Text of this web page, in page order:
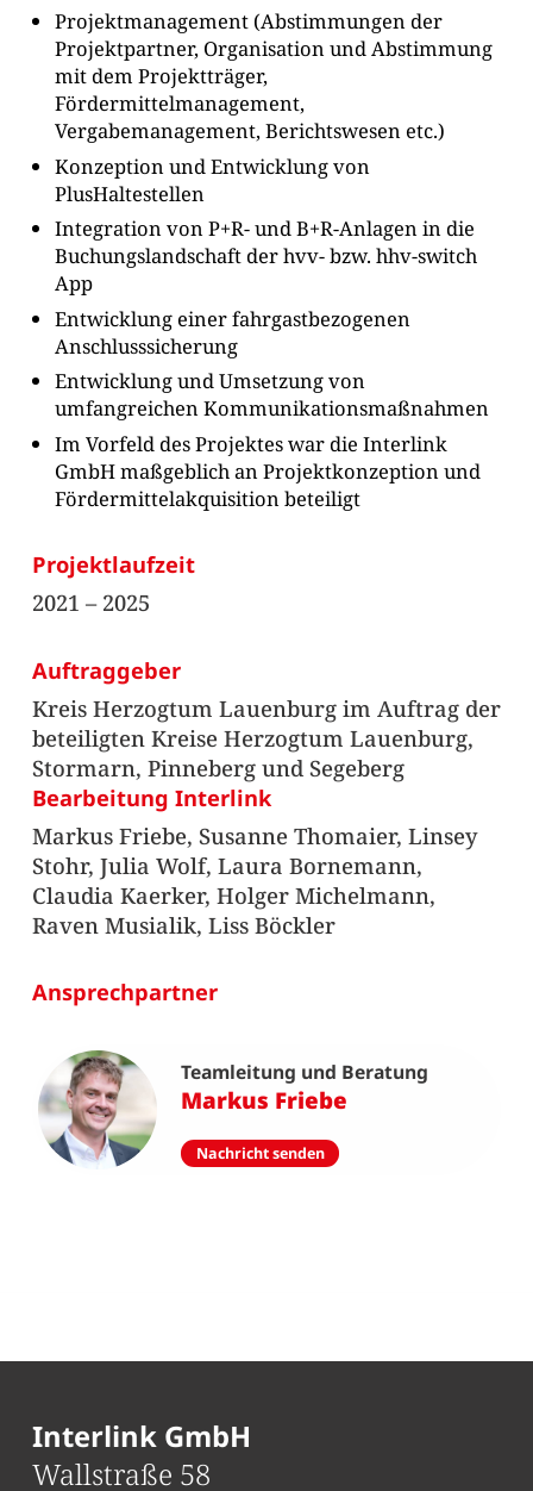
Projektmanagement (Abstimmungen der
Projektpartner, Organisation und Abstimmung
mit dem Projektträger,
Fördermittelmanagement,
Vergabemanagement, Berichtswesen etc.)
Konzeption und Entwicklung von
PlusHaltestellen
Integration von P+R- und B+R-Anlagen in die
Buchungslandschaft der hvv- bzw. hhv-switch
App
Entwicklung einer fahrgastbezogenen
Anschlusssicherung
Entwicklung und Umsetzung von
umfangreichen Kommunikationsmaßnahmen
Im Vorfeld des Projektes war die Interlink
GmbH maßgeblich an Projektkonzeption und
Fördermittelakquisition beteiligt
Projektlaufzeit
2021 – 2025
Auftraggeber
Kreis Herzogtum Lauenburg im Auftrag der
beteiligten Kreise Herzogtum Lauenburg,
Stormarn, Pinneberg und Segeberg
Bearbeitung Interlink
Markus Friebe, Susanne Thomaier, Linsey
Stohr, Julia Wolf, Laura Bornemann,
Claudia Kaerker, Holger Michelmann,
Raven Musialik, Liss Böckler
Ansprechpartner
Teamleitung und Beratung
Markus Friebe
Nachricht senden
Interlink GmbH
Wallstraße 58